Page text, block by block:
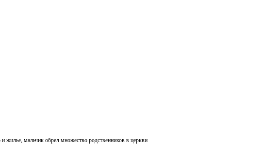
жилье, мальчик обрел множество родственников в церкви